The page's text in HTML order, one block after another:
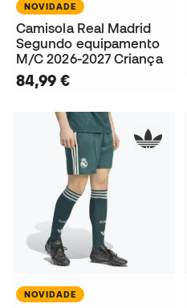
NOVIDADE
Camisola Real Madrid
Segundo equipamento
M/C 2026-2027 Criança
84,99 €
NOVIDADE